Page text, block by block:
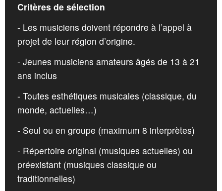
Critères de sélection
- Les musiciens doivent répondre à l’appel à
projet de leur région d’origine.
- Jeunes musiciens amateurs âgés de 13 à 21
ans inclus
- Toutes esthétiques musicales (classique, du
monde, actuelles…)
- Seul ou en groupe (maximum 8 interprètes)
- Répertoire original (musiques actuelles) ou
préexistant (musiques classique ou
traditionnelles)